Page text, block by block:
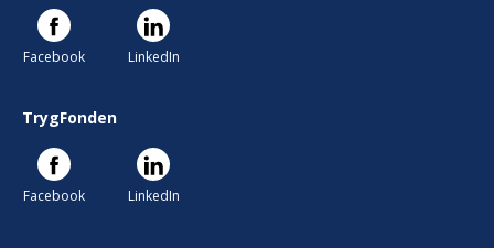
Facebook LinkedIn
TrygFonden
Facebook LinkedIn